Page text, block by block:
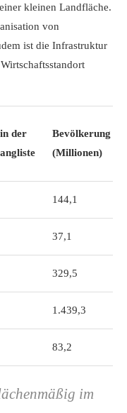
kleinen Landfläche.
von
ist die Infrastruktur
der
Bevölkerung
(Millionen)
144,1
37,1
329,5
1.439,3
83,2
im